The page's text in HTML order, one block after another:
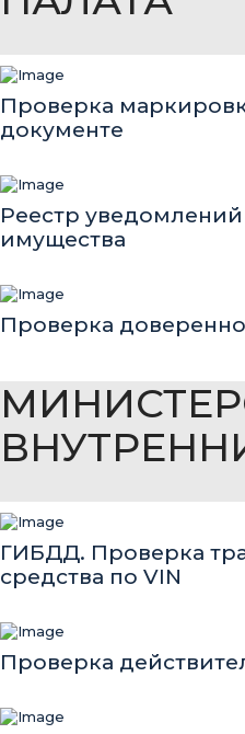
Проверка
документе
Реестр
имущества
Проверка
ГИБДД. Проверка
средства по VIN
Проверка